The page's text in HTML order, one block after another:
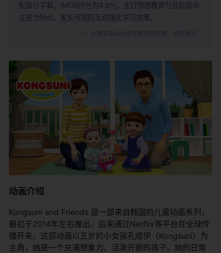
配音与字幕，IMDB评分为4.8分，主打情感教育与低龄观众
注意力特点，家长可陪同互动强化学习效果。
动画介绍
Kongsuni and Friends 是一部来自韩国的儿童动画系列，
最初于2014年左右推出，后来通过Netflix等平台在全球传
播开来。这部动画以五岁的小女孩孔顺伊（Kongsuni）为
主角，她是一个充满想象力、活泼开朗的孩子。她的日常